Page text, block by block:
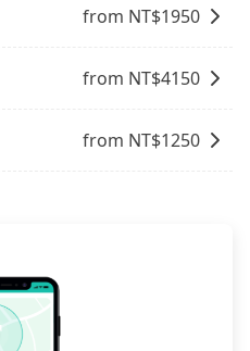
from NT$1950
from NT$4150
from NT$1250